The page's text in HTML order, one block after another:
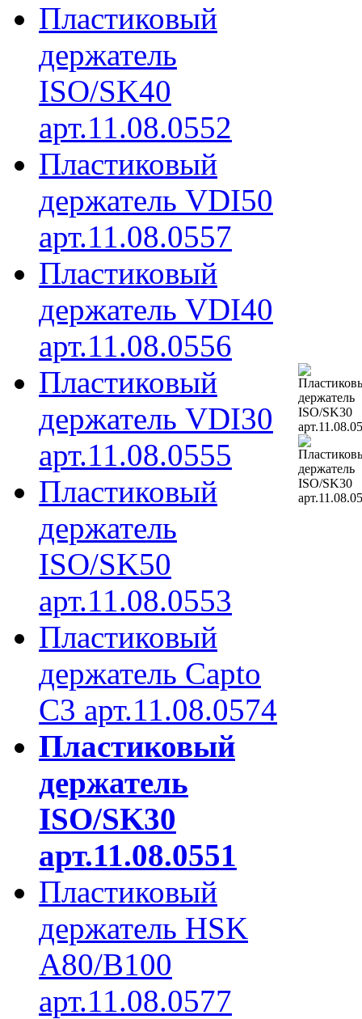
Пластиковый
держатель
ISO/SK40
арт.11.08.0552
Пластиковый
держатель VDI50
арт.11.08.0557
Пластиковый
держатель VDI40
арт.11.08.0556
Пластиковый
держатель VDI30
арт.11.08.0555
Пластиковый
держатель
ISO/SK50
арт.11.08.0553
Пластиковый
держатель Capto
C3 арт.11.08.0574
Пластиковый
держатель
ISO/SK30
арт.11.08.0551
Пластиковый
держатель HSK
A80/B100
арт.11.08.0577